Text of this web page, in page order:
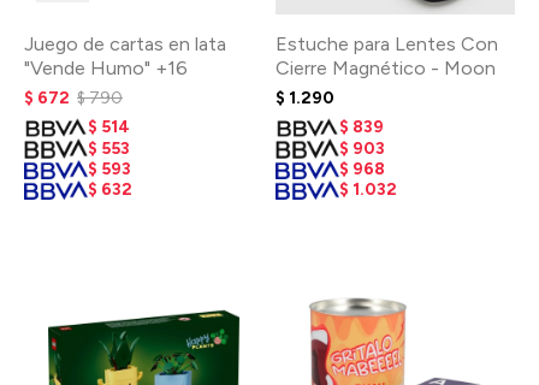
Juego de cartas en lata
"Vende Humo" +16
$ 672 $790
$ 514
$ 553
$ 593
$ 632
Estuche para Lentes Con
Cierre Magnético - Moon
$ 1.290
$ 839
$ 903
$ 968
$ 1.032